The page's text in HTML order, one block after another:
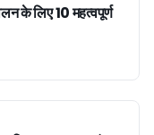
के लिए 10 महत्वपूर्ण